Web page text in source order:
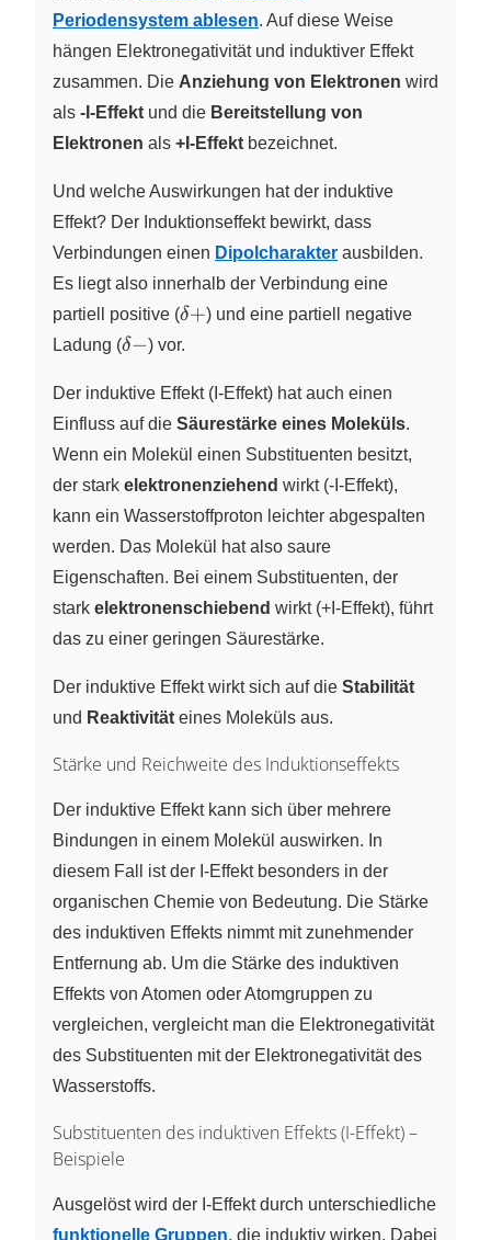
Periodensystem ablesen. Auf diese Weise
hängen Elektronegativität und induktiver Effekt
zusammen. Die Anziehung von Elektronen wird
als -I-Effekt und die Bereitstellung von
Elektronen als +I-Effekt bezeichnet.
Und welche Auswirkungen hat der induktive
Effekt? Der Induktionseffekt bewirkt, dass
Verbindungen einen Dipolcharakter ausbilden.
Es liegt also innerhalb der Verbindung eine
partiell positive (\delta
+
δ+) und eine partiell negative
Ladung (\delta
δ−) vor.
Der induktive Effekt (I-Effekt) hat auch einen
Einfluss auf die Säurestärke eines Moleküls.
Wenn ein Molekül einen Substituenten besitzt,
der stark elektronenziehend wirkt (-I-Effekt),
kann ein Wasserstoffproton leichter abgespalten
werden. Das Molekül hat also saure
Eigenschaften. Bei einem Substituenten, der
stark elektronenschiebend wirkt (+I-Effekt), führt
das zu einer geringen Säurestärke.
Der induktive Effekt wirkt sich auf die Stabilität
und Reaktivität eines Moleküls aus.
Stärke und Reichweite des Induktionseffekts
Der induktive Effekt kann sich über mehrere
Bindungen in einem Molekül auswirken. In
diesem Fall ist der I-Effekt besonders in der
organischen Chemie von Bedeutung. Die Stärke
des induktiven Effekts nimmt mit zunehmender
Entfernung ab. Um die Stärke des induktiven
Effekts von Atomen oder Atomgruppen zu
vergleichen, vergleicht man die Elektronegativität
des Substituenten mit der Elektronegativität des
Wasserstoffs.
Substituenten des induktiven Effekts (I-Effekt) –
Beispiele
Ausgelöst wird der I-Effekt durch unterschiedliche
funktionelle Gruppen, die induktiv wirken. Dabei